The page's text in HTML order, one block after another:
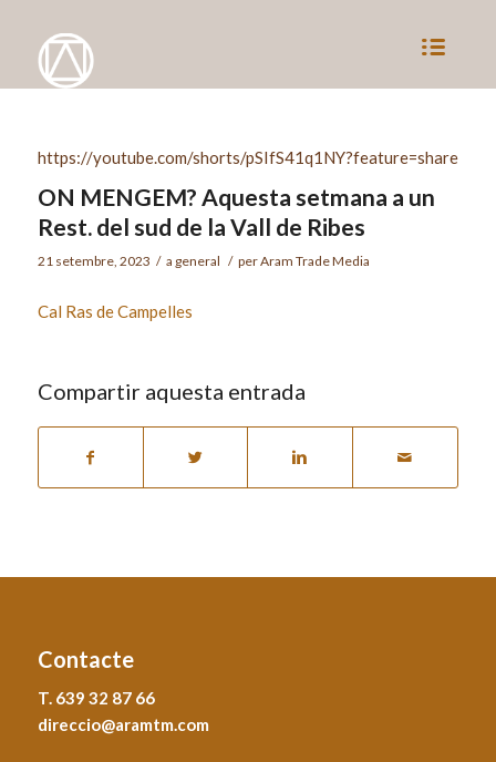
https://youtube.com/shorts/pSIfS41q1NY?feature=share
ON MENGEM? Aquesta setmana a un
Rest. del sud de la Vall de Ribes
21 setembre, 2023 / a general / perAram Trade Media
Cal Ras de Campelles
Compartir aquesta entrada
Contacte
T. 639 32 87 66
direccio@aramtm.com